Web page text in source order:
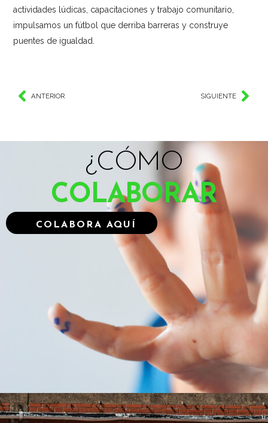
actividades lúdicas, capacitaciones y trabajo comunitario,
impulsamos un fútbol que derriba barreras y construye
puentes de igualdad.
ANTERIOR SIGUIENTE
¿CÓMO
COLABORAR
COLABORA AQUÍ